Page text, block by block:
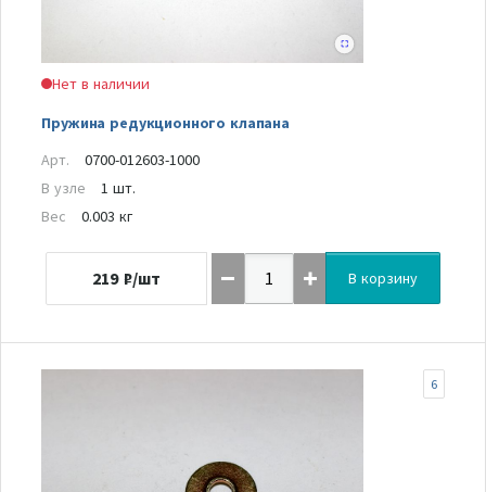
Нет в наличии
Пружина редукционного клапана
Арт.
0700-012603-1000
В узле
1 шт.
Вес
0.003 кг
219 ₽/шт В корзину
6